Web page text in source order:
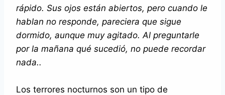
rápido. Sus ojos están abiertos, pero cuando le
hablan no responde, pareciera que sigue
dormido, aunque muy agitado. Al preguntarle
por la mañana qué sucedió, no puede recordar
nada..
Los terrores nocturnos son un tipo de